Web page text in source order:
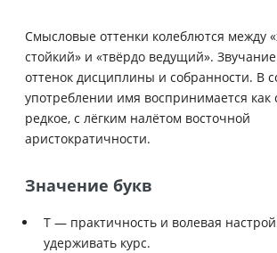
Смысловые оттенки колеблются между
стойкий» и «твёрдо ведущий».
оттенок дисциплины и собранности. В
употреблении имя воспринимается как
редкое, с лёгким налётом восточной
аристократичности.
Значение букв
Т — практичность и волевая
удерживать курс.